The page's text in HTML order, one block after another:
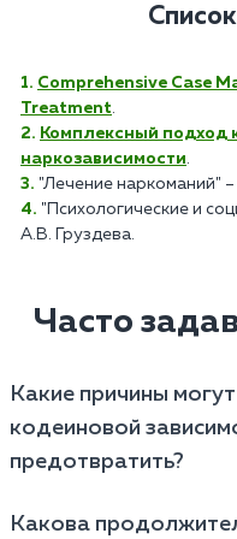
Comprehensive Case
Treatment.
Комплексный подход
наркозависимости.
"Лечение наркоманий"
"Психологические и
А.В. Груздева.
Часто
Какие причины
кодеиновой
предотвратить?
обусловлено
Какова